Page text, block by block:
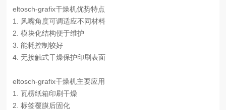
eltosch-grafix干燥机优势特点
1. 风嘴角度可调适应不同材料
2. 模块化结构便于维护
3. 能耗控制较好
4. 无接触式干燥保护印刷表面
eltosch-grafix干燥机主要应用
1. 瓦楞纸箱印刷干燥
2. 标签覆膜后固化